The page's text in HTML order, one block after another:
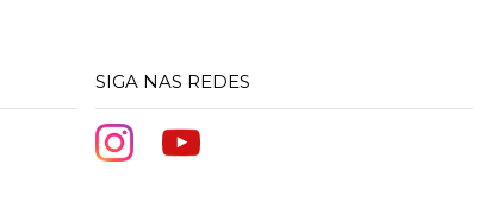
SIGA NAS REDES